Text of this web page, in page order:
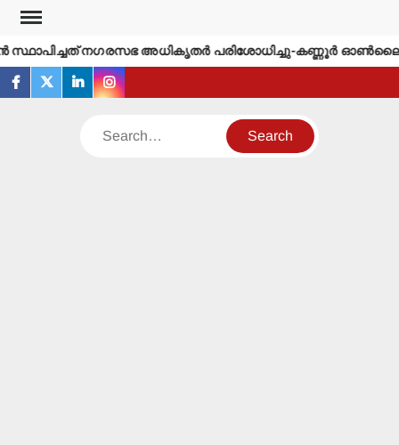
Skip
content
നഗരസഭ അധികൃതര്‍ പരിശോധിച്ചു-കണ്ണൂര്‍
facebook
twitterlinkedininstagram
Search